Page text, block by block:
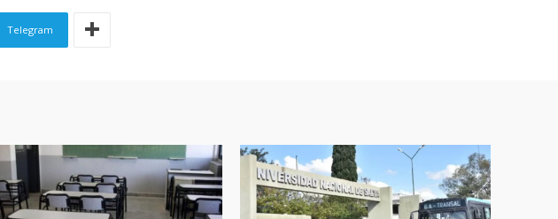
Telegram